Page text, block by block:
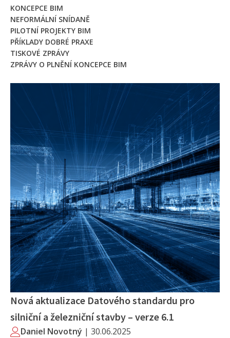
Nová aktualizace Datového standardu pro
silniční a železniční stavby – verze 6.1
Daniel Novotný | 30.06.2025
KONCEPCE BIM
NEFORMÁLNÍ SNÍDANĚ
PILOTNÍ PROJEKTY BIM
PŘÍKLADY DOBRÉ PRAXE
TISKOVÉ ZPRÁVY
ZPRÁVY O PLNĚNÍ KONCEPCE BIM